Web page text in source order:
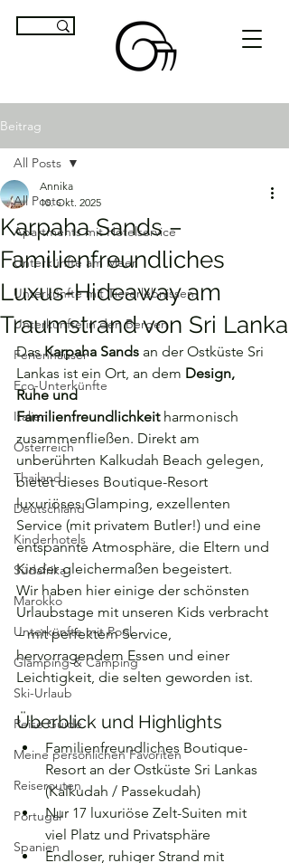
Beitrag
All Posts
Apartments mit Hotelservice
Unterkünfte am Meer
Unterkünfte mit Tiererlebnissen
Unterkünfte in den Bergen
Ferienhäuser
Eco-Unterkünfte
Italien
Österreich
Thailand
Deutschland
Kinderhotels
Südafrika
Marokko
Unterkünfte mit Pool
Glamping & Camping
Ski-Urlaub
Reise Guide
Meine persönlichen Favoriten
Reiserouten
Portugal
Spanien
All Posts
Karpaha Sands –
Familienfreundliches
Luxus-Hideaway am
Traumstrand von Sri Lanka
Annika
10. Okt. 2025
Das Karpaha Sands an der Ostküste Sri
Lankas ist ein Ort, an dem Design,
Ruhe und
Familienfreundlichkeit harmonisch
zusammenfließen. Direkt am
unberührten Kalkudah Beach gelegen,
bietet dieses Boutique-Resort
luxuriöses Glamping, exzellenten
Service (mit privatem Butler!) und eine
entspannte Atmosphäre, die Eltern und
Kinder gleichermaßen begeistert.
Wir haben hier einige der schönsten
Urlaubstage mit unseren Kids verbracht
– mit perfektem Service,
hervorragendem Essen und einer
Leichtigkeit, die selten geworden ist.
Überblick und Highlights
Familienfreundliches Boutique-
Resort an der Ostküste Sri Lankas
(Kalkudah / Passekudah)
Nur 17 luxuriöse Zelt-Suiten mit
viel Platz und Privatsphäre
Endloser, ruhiger Strand mit